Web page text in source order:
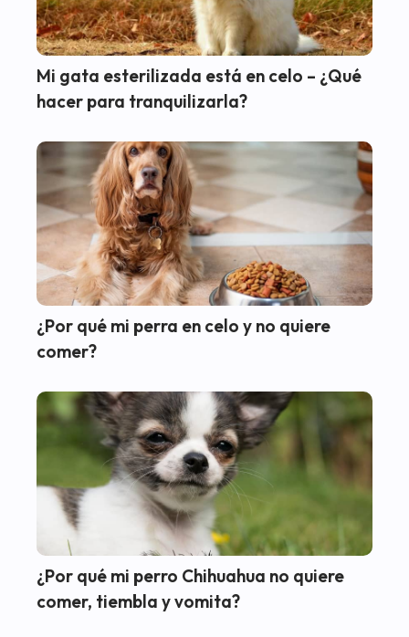
Mi gata esterilizada está en celo – ¿Qué
hacer para tranquilizarla?
¿Por qué mi perra en celo y no quiere
comer?
¿Por qué mi perro Chihuahua no quiere
comer, tiembla y vomita?